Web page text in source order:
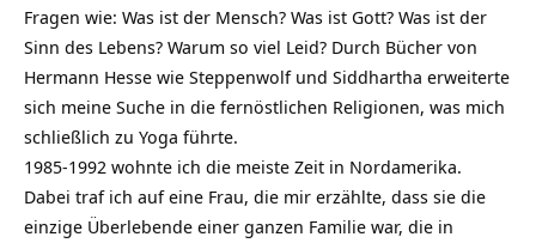
Fragen wie: Was ist der Mensch? Was ist Gott? Was ist der
Sinn des Lebens? Warum so viel Leid? Durch Bücher von
Hermann Hesse wie Steppenwolf und Siddhartha erweiterte
sich meine Suche in die fernöstlichen Religionen, was mich
schließlich zu Yoga führte.
1985-1992 wohnte ich die meiste Zeit in Nordamerika.
Dabei traf ich auf eine Frau, die mir erzählte, dass sie die
einzige Überlebende einer ganzen Familie war, die in